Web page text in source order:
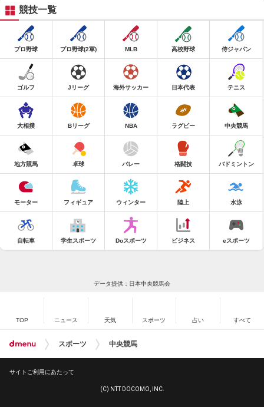
競技一覧
プロ野球 プロ野球(2軍) MLB 高校野球 侍ジャパン
ゴルフ Jリーグ 海外サッカー 日本代表 テニス
大相撲 Bリーグ NBA ラグビー 中央競馬
地方競馬 卓球 バレー 格闘技 バドミントン
モーター フィギュア ウィンター 陸上 水泳
自転車 学生スポーツ Doスポーツ ビジネス eスポーツ
データ提供：日本中央競馬会
TOP ニュース 天気 スポーツ 占い すべて
スポーツ 中央競馬
サイトご利用にあたって
(C) NTT DOCOMO, INC.